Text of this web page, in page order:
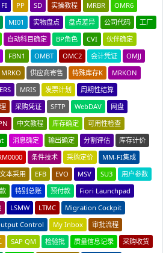
FI PP SD 实操教程 MRBR
OMR6
MI01 实物盘点 盘点差异 公司代码
工厂
自动科目确定 BP角色 CVI
伙伴确定
FBN1 OMBT OMC2 会计凭证
OMJJ
MRKO 供应商寄售 特殊库存K
MRKON
ERS MRIS 发票计划
周期性结算
采购凭证 SFTP WebDAV
网盘
中文教程 库存确定
可用性检查
消息确定 输出确定 分割评估
库存计价
条件技术 采购定价
MM-FI集成
文本采用 EFB EVO MSV SU3
用户参数
特别总账 预付款
Fiori Launchpad
LSMW LTMC
Migration Cockpit
Control My Inbox
审批流程
SAP QM 检验批 质量信息记录
采购收货